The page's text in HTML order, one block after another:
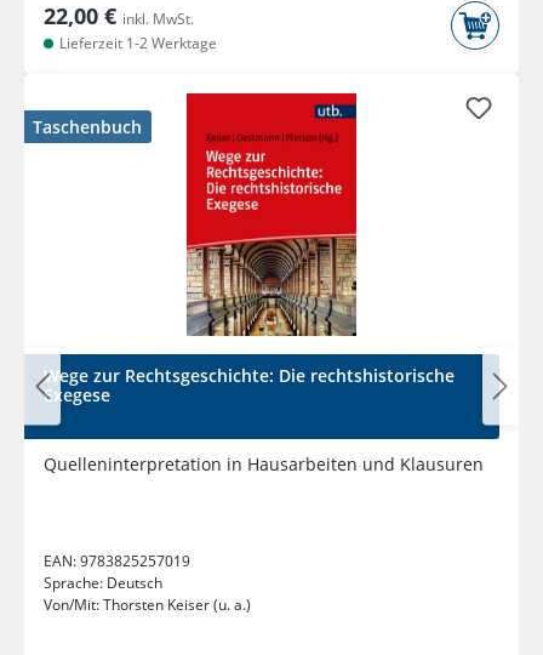
22,00 € inkl. MwSt.
Lieferzeit 1-2 Werktage
Taschenbuch
Wege zur Rechtsgeschichte: Die rechtshistorische
Exegese
Quelleninterpretation in Hausarbeiten und Klausuren
EAN:9783825257019
Sprache: Deutsch
Von/Mit:Thorsten Keiser (u. a.)